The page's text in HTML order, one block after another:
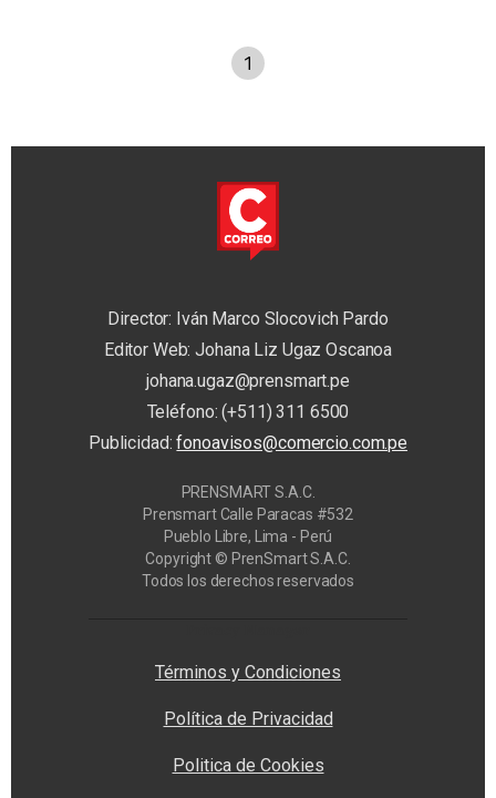
1
Director: Iván Marco Slocovich Pardo
Editor Web: Johana Liz Ugaz Oscanoa
johana.ugaz@prensmart.pe
Teléfono: (+511) 311 6500
Publicidad:fonoavisos@comercio.com.pe
PRENSMART S.A.C.
Prensmart Calle Paracas #532
Pueblo Libre, Lima - Perú
Copyright © PrenSmart S.A.C.
Todos los derechos reservados
Términos y Condiciones
Política de Privacidad
Politica de Cookies